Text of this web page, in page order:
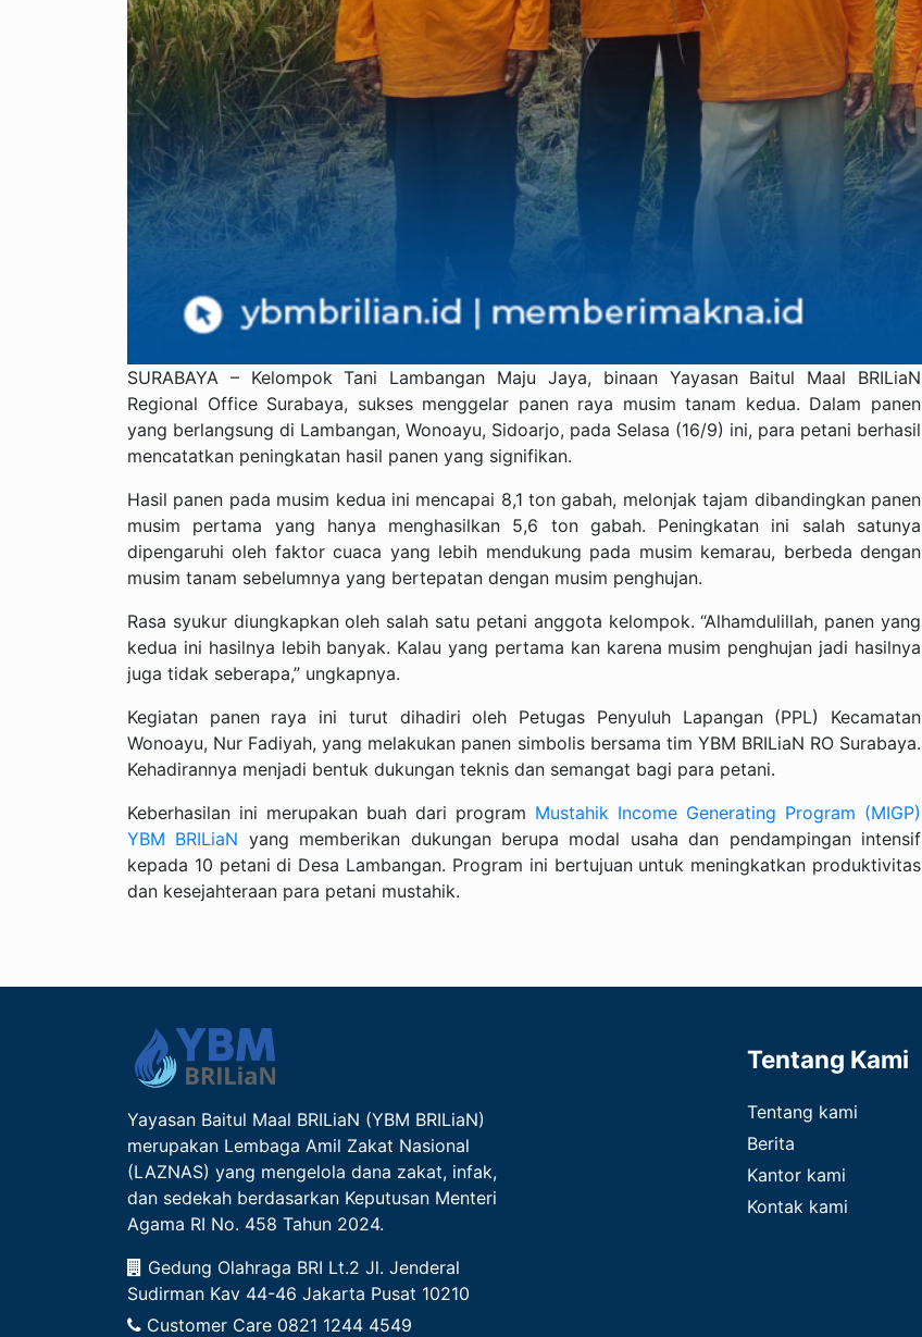
SURABAYA – Kelompok Tani Lambangan Maju Jaya, binaan Yayasan Baitul Maal BRILiaN
Regional Office Surabaya, sukses menggelar panen raya musim tanam kedua. Dalam panen
yang berlangsung di Lambangan, Wonoayu, Sidoarjo, pada Selasa (16/9) ini, para petani berhasil
mencatatkan peningkatan hasil panen yang signifikan.
Hasil panen pada musim kedua ini mencapai 8,1 ton gabah, melonjak tajam dibandingkan panen
musim pertama yang hanya menghasilkan 5,6 ton gabah. Peningkatan ini salah satunya
dipengaruhi oleh faktor cuaca yang lebih mendukung pada musim kemarau, berbeda dengan
musim tanam sebelumnya yang bertepatan dengan musim penghujan.
Rasa syukur diungkapkan oleh salah satu petani anggota kelompok. “Alhamdulillah, panen yang
kedua ini hasilnya lebih banyak. Kalau yang pertama kan karena musim penghujan jadi hasilnya
juga tidak seberapa,” ungkapnya.
Kegiatan panen raya ini turut dihadiri oleh Petugas Penyuluh Lapangan (PPL) Kecamatan
Wonoayu, Nur Fadiyah, yang melakukan panen simbolis bersama tim YBM BRILiaN RO Surabaya.
Kehadirannya menjadi bentuk dukungan teknis dan semangat bagi para petani.
Keberhasilan ini merupakan buah dari program Mustahik Income Generating Program (MIGP)
YBM BRILiaN yang memberikan dukungan berupa modal usaha dan pendampingan intensif
kepada 10 petani di Desa Lambangan. Program ini bertujuan untuk meningkatkan produktivitas
dan kesejahteraan para petani mustahik.
Yayasan Baitul Maal BRILiaN (YBM BRILiaN)
merupakan Lembaga Amil Zakat Nasional
(LAZNAS) yang mengelola dana zakat, infak,
dan sedekah berdasarkan Keputusan Menteri
Agama RI No. 458 Tahun 2024.
Gedung Olahraga BRI Lt.2 Jl. Jenderal
Sudirman Kav 44-46 Jakarta Pusat 10210
Customer Care 0821 1244 4549
Tentang Kami
Tentang kami
Berita
Kantor kami
Kontak kami